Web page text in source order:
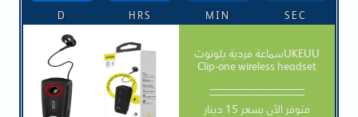
D HRS MIN SEC
سماعة فردية بلوتوثUKEUU
Clip-one wireless headset
_________________
متوفر الآن بسعر 15 دينار